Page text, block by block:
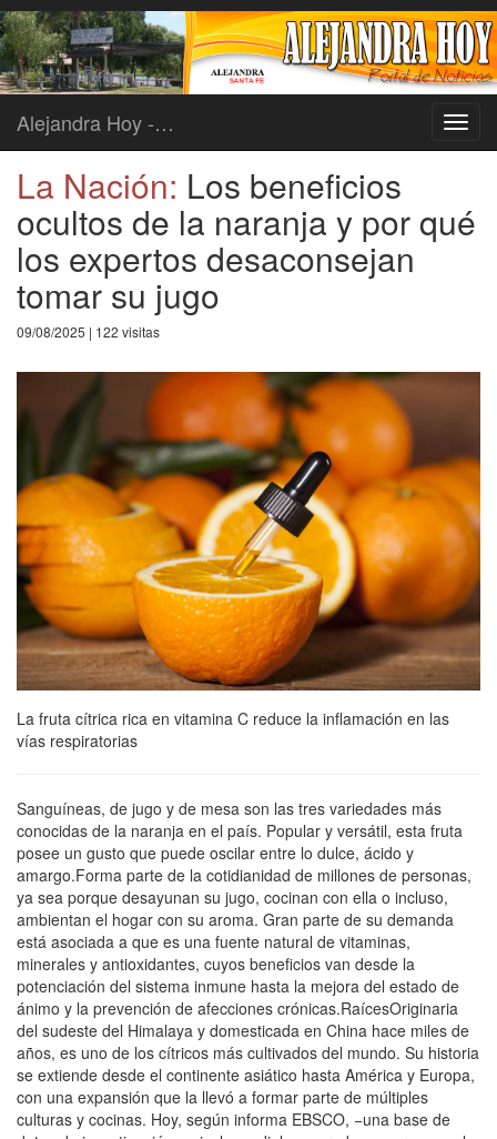
Alejandra Hoy -…
La Nación: Los beneficios
ocultos de la naranja y por qué
los expertos desaconsejan
tomar su jugo
09/08/2025 | 122 visitas
La fruta cítrica rica en vitamina C reduce la inflamación en las
vías respiratorias
Sanguíneas, de jugo y de mesa son las tres variedades más
conocidas de la naranja en el país. Popular y versátil, esta fruta
posee un gusto que puede oscilar entre lo dulce, ácido y
amargo.Forma parte de la cotidianidad de millones de personas,
ya sea porque desayunan su jugo, cocinan con ella o incluso,
ambientan el hogar con su aroma. Gran parte de su demanda
está asociada a que es una fuente natural de vitaminas,
minerales y antioxidantes, cuyos beneficios van desde la
potenciación del sistema inmune hasta la mejora del estado de
ánimo y la prevención de afecciones crónicas.RaícesOriginaria
del sudeste del Himalaya y domesticada en China hace miles de
años, es uno de los cítricos más cultivados del mundo. Su historia
se extiende desde el continente asiático hasta América y Europa,
con una expansión que la llevó a formar parte de múltiples
culturas y cocinas. Hoy, según informa EBSCO, −una base de